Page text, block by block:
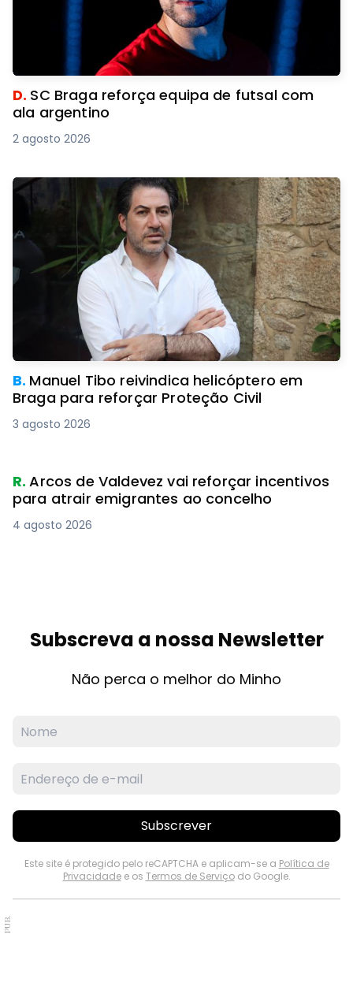
D. SC Braga reforça equipa de futsal com
ala argentino
2 agosto 2026
B. Manuel Tibo reivindica helicóptero em
Braga para reforçar Proteção Civil
3 agosto 2026
R.Arcos de Valdevez vai reforçar incentivos
para atrair emigrantes ao concelho
4 agosto 2026
Subscreva a nossa Newsletter
Não perca o melhor do Minho
Subscrever
Este site é protegido pelo reCAPTCHA e aplicam-se a Política de
Privacidadee os Termos de Serviçodo Google.
PUB.